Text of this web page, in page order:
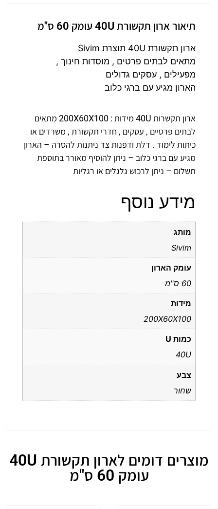
תיאור ארון תקשורת 40U עומק 60 ס"מ
ארון תקשורת 40U תוצרת Sivim
מתאים לבתים פרטים , מוסדות חינוך ,
מפעילים , עסקים גדולים
הארון מגיע עם ברגי כלוב
ארון תקשרות 40U מידות : 200X60X100 מתאים
לבתים פרטיים , עסקים , חדרי תקשורת , משרדים או
כיתות לימוד . דלת ודפנות צד ניתנות להסרה – הארון
מגיע עם ברגי כלוב – ניתן להוסיף מאורר בתוספת
תשלום – ניתן לרכוש גלגלים או רגליות
מידע נוסף
מותג
Sivim
עומק הארון
60 ס"מ
מידות
200X60X100
כמות U
40U
צבע
שחור
מוצרים דומים לארון תקשורת 40U
עומק 60 ס"מ